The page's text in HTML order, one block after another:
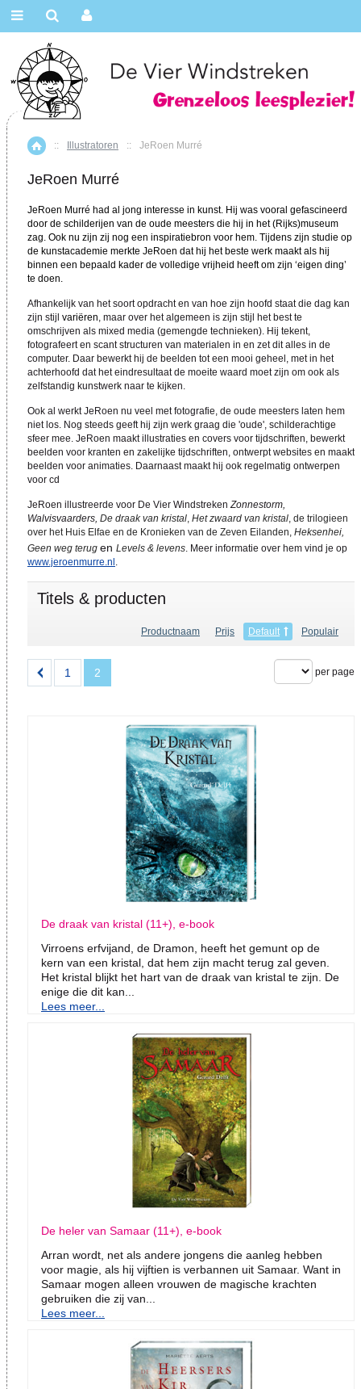
Home
:: Illustratoren :: JeRoen Murré
JeRoen Murré
JeRoen Murré had al jong interesse in kunst. Hij was vooral gefascineerd
door de schilderijen van de oude meesters die hij in het (Rijks)museum
zag. Ook nu zijn zij nog een inspiratiebron voor hem. Tijdens zijn studie op
de kunstacademie merkte JeRoen dat hij het beste werk maakt als hij
binnen een bepaald kader de volledige vrijheid heeft om zijn ‘eigen ding’
te doen.
Afhankelijk van het soort opdracht en van hoe zijn hoofd staat die dag kan
zijn stijl variëren, maar over het algemeen is zijn stijl het best te
omschrijven als mixed media (gemengde technieken). Hij tekent,
fotografeert en scant structuren van materialen in en zet dit alles in de
computer. Daar bewerkt hij de beelden tot een mooi geheel, met in het
achterhoofd dat het eindresultaat de moeite waard moet zijn om ook als
zelfstandig kunstwerk naar te kijken.
Ook al werkt JeRoen nu veel met fotografie, de oude meesters laten hem
niet los. Nog steeds geeft hij zijn werk graag die 'oude', schilderachtige
sfeer mee. JeRoen maakt illustraties en covers voor tijdschriften, bewerkt
beelden voor kranten en zakelijke tijdschriften, ontwerpt websites en maakt
beelden voor animaties. Daarnaast maakt hij ook regelmatig ontwerpen
voor cd
JeRoen illustreerde voor De Vier WindstrekenZonnestorm,
Walvisvaarders, De draak van kristal, Het zwaard van kristal, de trilogieen
over het Huis Elfae en de Kronieken van de Zeven Eilanden, Heksenhei,
Geen weg terug en Levels & levens. Meer informatie over hem vind je op
www.jeroenmurre.nl .
Titels & producten
Productnaam Prijs Default Populair
1 2 per page
De draak van kristal (11+), e-book
Virroens erfvijand, de Dramon, heeft het gemunt op de
kern van een kristal, dat hem zijn macht terug zal geven.
Het kristal blijkt het hart van de draak van kristal te zijn. De
enige die dit kan...
Lees meer...
De heler van Samaar (11+), e-book
Arran wordt, net als andere jongens die aanleg hebben
voor magie, als hij vijftien is verbannen uit Samaar. Want in
Samaar mogen alleen vrouwen de magische krachten
gebruiken die zij van...
Lees meer...